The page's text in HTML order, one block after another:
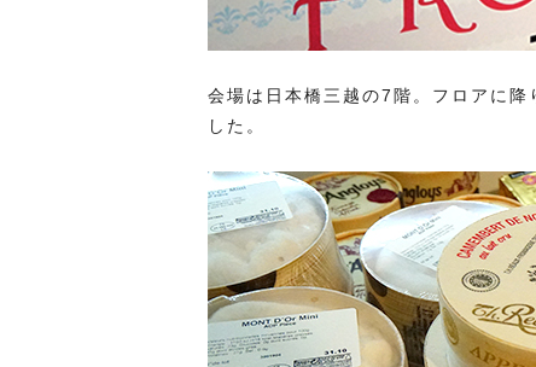
会場は日本橋三越の7階。フロアに
した。